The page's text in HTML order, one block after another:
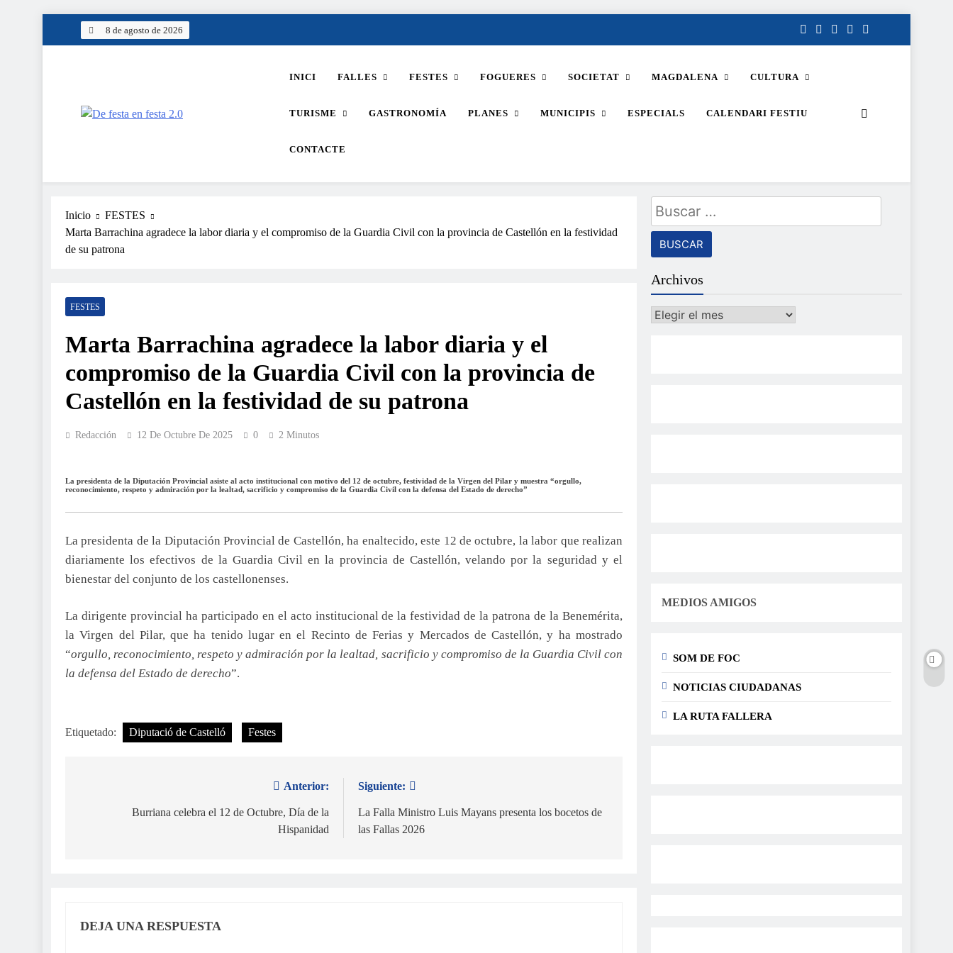
8 de agosto de 2026
INICI FALLES FESTES FOGUERES SOCIETAT MAGDALENA CULTURA
TURISME GASTRONOMÍA PLANES MUNICIPIS ESPECIALS CALENDARI FESTIU
CONTACTE
Inicio
FESTES
Marta Barrachina agradece la labor diaria y el compromiso de la Guardia Civil con la provincia de Castellón en la festividad
de su patrona
FESTES
Marta Barrachina agradece la labor diaria y el
compromiso de la Guardia Civil con la provincia de
Castellón en la festividad de su patrona
Redacción 12 De Octubre De 2025 0 2 Minutos
La presidenta de la Diputación Provincial asiste al acto institucional con motivo del 12 de octubre, festividad de la Virgen del Pilar y muestra “orgullo,
reconocimiento, respeto y admiración por la lealtad, sacrificio y compromiso de la Guardia Civil con la defensa del Estado de derecho”
La presidenta de la Diputación Provincial de Castellón, ha enaltecido, este 12 de octubre, la labor que realizan
diariamente los efectivos de la Guardia Civil en la provincia de Castellón, velando por la seguridad y el
bienestar del conjunto de los castellonenses.
La dirigente provincial ha participado en el acto institucional de la festividad de la patrona de la Benemérita,
la Virgen del Pilar, que ha tenido lugar en el Recinto de Ferias y Mercados de Castellón, y ha mostrado
“orgullo, reconocimiento, respeto y admiración por la lealtad, sacrificio y compromiso de la Guardia Civil con
la defensa del Estado de derecho”.
Etiquetado: Diputació de Castelló Festes
Anterior:
Burriana celebra el 12 de Octubre, Día de la
Hispanidad
Siguiente:
La Falla Ministro Luis Mayans presenta los bocetos de
las Fallas 2026
DEJA UNA RESPUESTA
Buscar:
Archivos
Archivos
MEDIOS AMIGOS
SOM DE FOC
NOTICIAS CIUDADANAS
LA RUTA FALLERA